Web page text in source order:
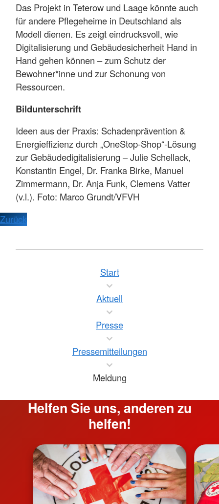
Das Projekt in Teterow und Laage könnte auch
für andere Pflegeheime in Deutschland als
Modell dienen. Es zeigt eindrucksvoll, wie
Digitalisierung und Gebäudesicherheit Hand in
Hand gehen können – zum Schutz der
Bewohner*inne und zur Schonung von
Ressourcen.
Bildunterschrift
Ideen aus der Praxis: Schadenprävention &
Energieffizienz durch „OneStop-Shop“-Lösung
zur Gebäudedigitalisierung – Julie Schellack,
Konstantin Engel, Dr. Franka Birke, Manuel
Zimmermann, Dr. Anja Funk, Clemens Vatter
(v.l.). Foto: Marco Grundt/VFVH
Zurück
Start
Aktuell
Presse
Pressemitteilungen
Meldung
Helfen Sie uns, anderen zu
helfen!